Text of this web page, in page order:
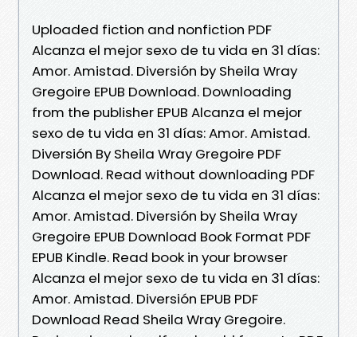
Uploaded fiction and nonfiction PDF
Alcanza el mejor sexo de tu vida en 31 días:
Amor. Amistad. Diversión by Sheila Wray
Gregoire EPUB Download. Downloading
from the publisher EPUB Alcanza el mejor
sexo de tu vida en 31 días: Amor. Amistad.
Diversión By Sheila Wray Gregoire PDF
Download. Read without downloading PDF
Alcanza el mejor sexo de tu vida en 31 días:
Amor. Amistad. Diversión by Sheila Wray
Gregoire EPUB Download Book Format PDF
EPUB Kindle. Read book in your browser
Alcanza el mejor sexo de tu vida en 31 días:
Amor. Amistad. Diversión EPUB PDF
Download Read Sheila Wray Gregoire.